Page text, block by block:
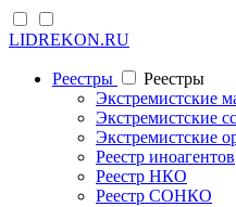
LIDREKON.RU
Реестры
Реестры
Экстремистские
Экстремистские
Экстремистские
Реестр иноагентов
Реестр НКО
Реестр СОНКО